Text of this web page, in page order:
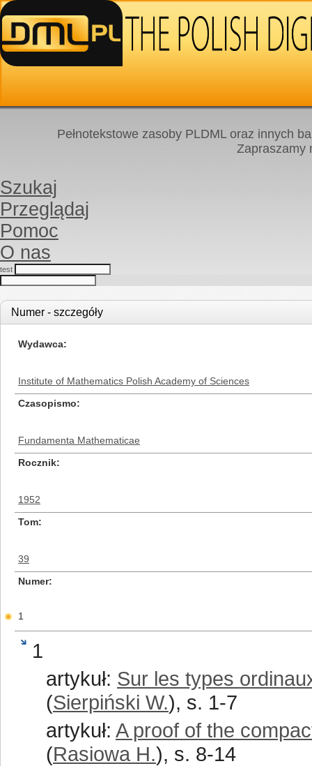
Pełnotekstowe zasoby PLDML oraz innych
Zapraszamy
Szukaj
Przeglądaj
Pomoc
O nas
test
Numer - szczegóły
Wydawca
Institute of Mathematics Polish Academy of Sciences
Czasopismo
Fundamenta Mathematicae
Rocznik
1952
Tom
39
Numer
1
1
artykuł: Sur les types
(Sierpiński W.), s. 1-7
artykuł: A proof of the
(Rasiowa H.), s. 8-14